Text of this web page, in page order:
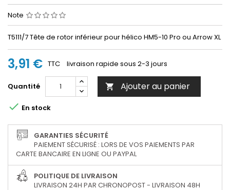
Note
T5111/7 Tête de rotor inférieur pour hélico HM5-10 Pro ou Arrow XL
3,91 € TTC livraison rapide sous 2-3 jours
Quantité  Ajouter au panier
 En stock
GARANTIES SÉCURITÉ
PAIEMENT SÉCURISÉ : LORS DE VOS PAIEMENTS PAR
CARTE BANCAIRE EN LIGNE OU PAYPAL
POLITIQUE DE LIVRAISON
LIVRAISON 24H PAR CHRONOPOST - LIVRAISON 48H